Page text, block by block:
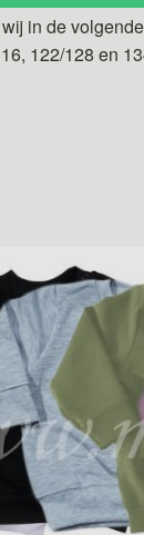
in de
122/128 en